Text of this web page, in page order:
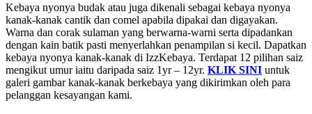
Kebaya nyonya budak atau juga dikenali sebagai kebaya nyonya
kanak-kanak cantik dan comel apabila dipakai dan digayakan.
Warna dan corak sulaman yang berwarna-warni serta dipadankan
dengan kain batik pasti menyerlahkan penampilan si kecil. Dapatkan
kebaya nyonya kanak-kanak di IzzKebaya. Terdapat 12 pilihan saiz
mengikut umur iaitu daripada saiz 1yr – 12yr. KLIK SINI untuk
galeri gambar kanak-kanak berkebaya yang dikirimkan oleh para
pelanggan kesayangan kami.